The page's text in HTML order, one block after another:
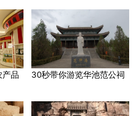
产品 30秒带你游览华池范公祠